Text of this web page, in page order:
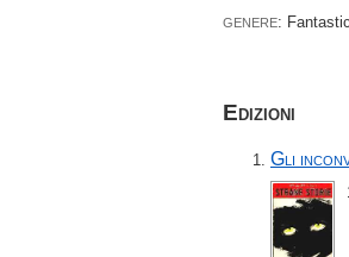
GENERE:
Edizioni
Gli